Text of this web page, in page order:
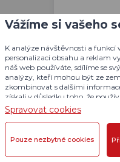
Vážíme si vašeho
K analýze návštěvnosti a funkcí
personalizaci obsahu a reklam
náš web používáte, sdílíme se
analýzy, kteří mohou být ze
zkombinovat s dalšími
získali v důsledku toho, že
Spravovat cookies
Pouze nezbytné cookies